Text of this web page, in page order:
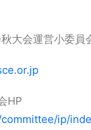
大会運営小委員
HP
ip/